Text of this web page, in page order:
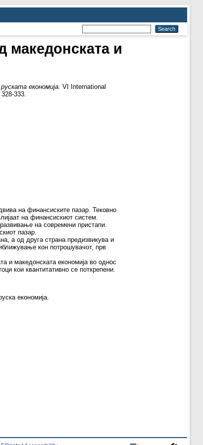
македонската и
економија. VI International
333.
на финансиските пазар. Тековно
на финансискиот систем.
на современи пристапи.
пазар.
а од друга страна предизвикува и
кон потрoшувачот, прв
и македонската економија во однос
кои квантитативно се поткрепени.
економија.